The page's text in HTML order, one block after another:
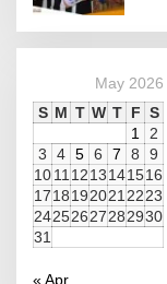
May 2026
S M T W T F S
1
2
3
4 5 6 7 8
9
1011 1213141516
1718192021 2223
24252627282930
31
« Apr